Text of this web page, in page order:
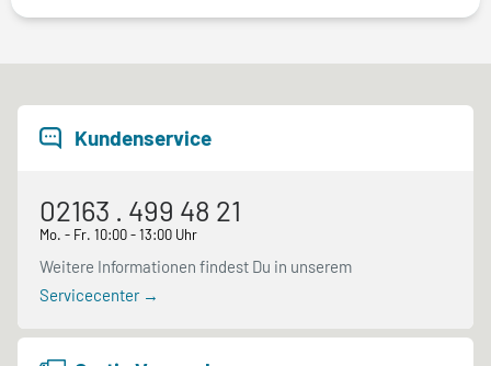
Kundenservice
02163 . 499 48 21
Mo. - Fr. 10:00 - 13:00 Uhr
Weitere Informationen findest Du in unserem
Servicecenter →